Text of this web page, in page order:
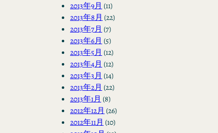
2013年9月 (11)
2013年8月 (22)
2013年7月 (7)
2013年6月 (5)
2013年5月 (12)
2013年4月 (12)
2013年3月 (14)
2013年2月 (22)
2013年1月 (8)
2012年12月 (26)
2012年11月 (10)